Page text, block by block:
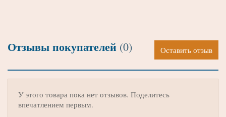
Отзывы покупателей (0) Оставить отзыв
У этого товара пока нет отзывов. Поделитесь
впечатлением первым.